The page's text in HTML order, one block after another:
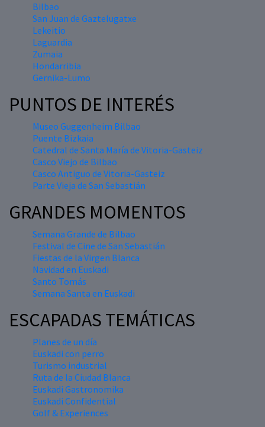
Bilbao
San Juan de Gaztelugatxe
Lekeitio
Laguardia
Zumaia
Hondarribia
Gernika-Lumo
PUNTOS DE INTERÉS
Museo Guggenheim Bilbao
Puente Bizkaia
Catedral de Santa María de Vitoria-Gasteiz
Casco Viejo de Bilbao
Casco Antiguo de Vitoria-Gasteiz
Parte Vieja de San Sebastián
GRANDES MOMENTOS
Semana Grande de Bilbao
Festival de Cine de San Sebastián
Fiestas de la Virgen Blanca
Navidad en Euskadi
Santo Tomás
Semana Santa en Euskadi
ESCAPADAS TEMÁTICAS
Planes de un día
Euskadi con perro
Turismo industrial
Ruta de la Ciudad Blanca
Euskadi Gastronomika
Euskadi Confidential
Golf & Experiences